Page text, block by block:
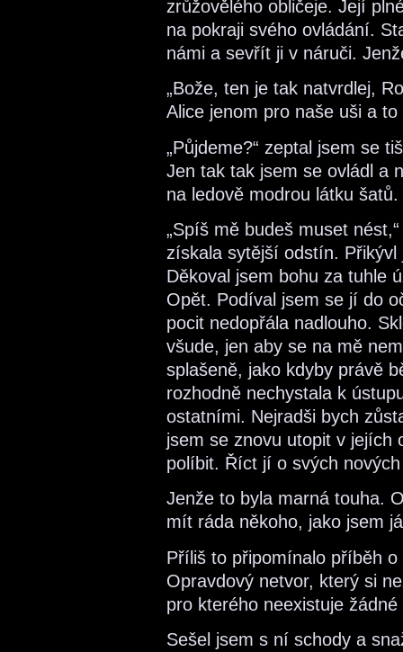
zrůžovělého obličeje. Její
na pokraji svého ovládání.
námi a sevřít ji v náruči.
„Bože, ten je tak natvrdlej,
Alice jenom pro naše uši a
„Půjdeme?“ zeptal jsem se
Jen tak tak jsem se ovládl a
na ledově modrou látku šatů.
„Spíš mě budeš muset
získala sytější odstín.
Děkoval jsem bohu za tuhle
Opět. Podíval jsem se jí do
pocit nedopřála nadlouho.
všude, jen aby se na mě
splašeně, jako kdyby právě
rozhodně nechystala k
ostatními. Nejradši bych
jsem se znovu utopit v jejích
políbit. Říct jí o svých
Jenže to byla marná touha.
mít ráda někoho, jako jsem
Příliš to připomínalo příběh
Opravdový netvor, který si
pro kterého neexistuje
Sešel jsem s ní schody a